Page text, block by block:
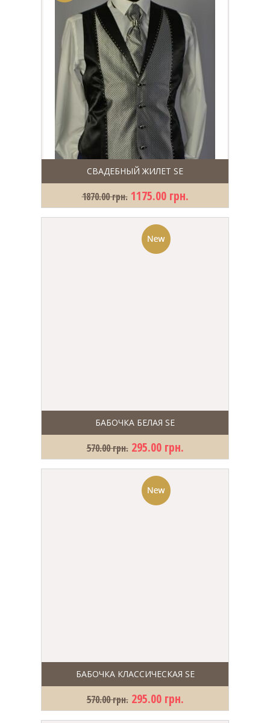
СВАДЕБНЫЙ ЖИЛЕТ SE
1870.00 грн. 1175.00 грн.
БАБОЧКА БЕЛАЯ SE
570.00 грн. 295.00 грн.
БАБОЧКА КЛАССИЧЕСКАЯ SE
570.00 грн. 295.00 грн.